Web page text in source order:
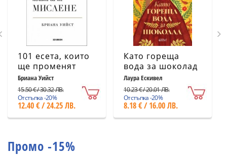
101 есета, които
ще променят
начина ви на
мислене
Бриана Уийст
15.50 € / 30.32 ЛВ.
Отстъпка -20%
12.40 € / 24.25 ЛВ.
Като гореща
вода за шоколад
(ново издание)
Лаура Ескивел
10.23 € / 20.01 ЛВ.
Отстъпка -20%
8.18 € / 16.00 ЛВ.
Промо -15%